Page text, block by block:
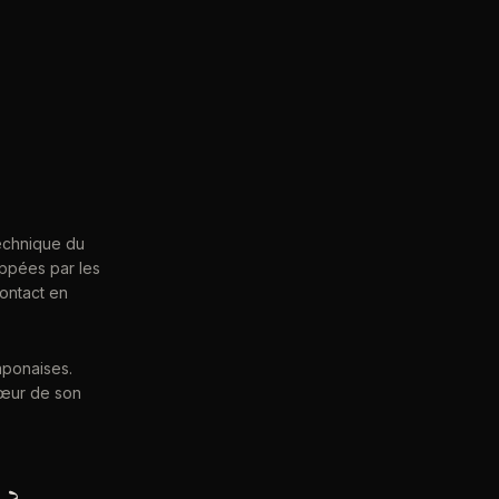
du
par les
en
de son